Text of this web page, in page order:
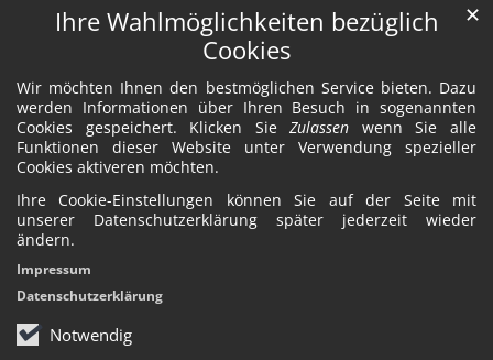
Ihre Wahlmöglichkeiten bezüglich
Cookies
Wir möchten Ihnen den bestmöglichen Service bieten. Dazu
werden Informationen über Ihren Besuch in sogenannten
Cookies gespeichert. Klicken SieZulassen wenn Sie alle
Funktionen dieser Website unter Verwendung spezieller
Cookies aktiveren möchten.
Ihre Cookie-Einstellungen können Sie auf der Seite mit
unserer Datenschutzerklärung später jederzeit wieder
ändern.
Notwendig
✕
Impressum
Datenschutzerklärung